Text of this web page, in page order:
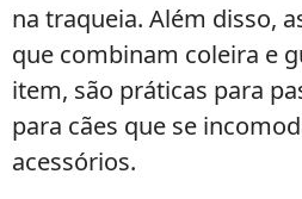
na traqueia. Além disso,
que combinam coleira e
item, são práticas para
para cães que se
acessórios.